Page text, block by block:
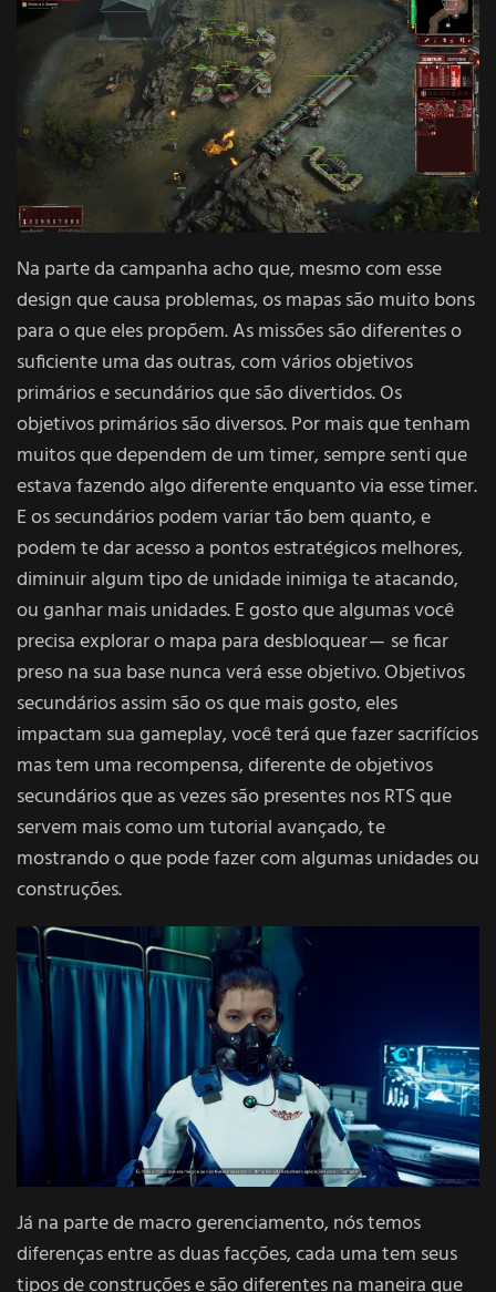
Na parte da campanha acho que, mesmo com esse
design que causa problemas, os mapas são muito bons
para o que eles propõem. As missões são diferentes o
suficiente uma das outras, com vários objetivos
primários e secundários que são divertidos. Os
objetivos primários são diversos. Por mais que tenham
muitos que dependem de um timer, sempre senti que
estava fazendo algo diferente enquanto via esse timer.
E os secundários podem variar tão bem quanto, e
podem te dar acesso a pontos estratégicos melhores,
diminuir algum tipo de unidade inimiga te atacando,
ou ganhar mais unidades. E gosto que algumas você
precisa explorar o mapa para desbloquear — se ficar
preso na sua base nunca verá esse objetivo. Objetivos
secundários assim são os que mais gosto, eles
impactam sua gameplay, você terá que fazer sacrifícios
mas tem uma recompensa, diferente de objetivos
secundários que as vezes são presentes nos RTS que
servem mais como um tutorial avançado, te
mostrando o que pode fazer com algumas unidades ou
construções.
Já na parte de macro gerenciamento, nós temos
diferenças entre as duas facções, cada uma tem seus